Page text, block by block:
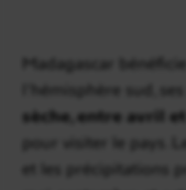
Madagascar
l’hémisphère sud,
sèche, entre avril
pour visiter le pays.
et les précipitations